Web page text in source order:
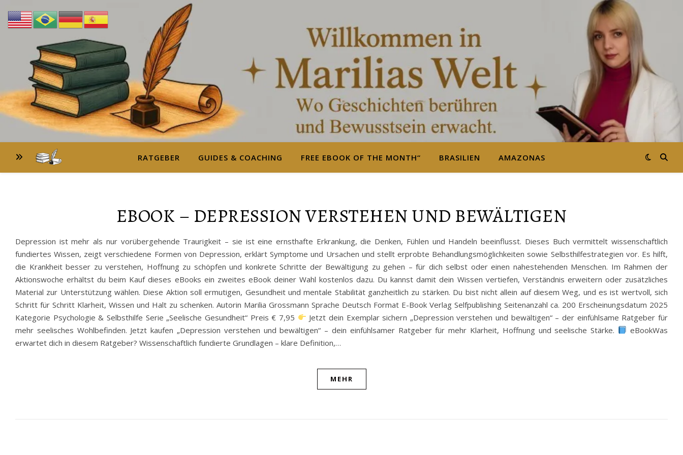
RATGEBER GUIDES & COACHING FREE EBOOK OF THE MONTH“ BRASILIEN AMAZONAS
EBOOK – DEPRESSION VERSTEHEN UND BEWÄLTIGEN
Depression ist mehr als nur vorübergehende Traurigkeit – sie ist eine ernsthafte Erkrankung, die Denken, Fühlen und Handeln beeinflusst. Dieses Buch vermittelt wissenschaftlich
fundiertes Wissen, zeigt verschiedene Formen von Depression, erklärt Symptome und Ursachen und stellt erprobte Behandlungsmöglichkeiten sowie Selbsthilfestrategien vor. Es hilft,
die Krankheit besser zu verstehen, Hoffnung zu schöpfen und konkrete Schritte der Bewältigung zu gehen – für dich selbst oder einen nahestehenden Menschen. Im Rahmen der
Aktionswoche erhältst du beim Kauf dieses eBooks ein zweites eBook deiner Wahl kostenlos dazu. Du kannst damit dein Wissen vertiefen, Verständnis erweitern oder zusätzliches
Material zur Unterstützung wählen. Diese Aktion soll ermutigen, Gesundheit und mentale Stabilität ganzheitlich zu stärken. Du bist nicht allein auf diesem Weg, und es ist wertvoll, sich
Schritt für Schritt Klarheit, Wissen und Halt zu schenken. Autorin Marilia Grossmann Sprache Deutsch Format E-Book Verlag Selfpublishing Seitenanzahl ca. 200 Erscheinungsdatum 2025
Kategorie Psychologie & Selbsthilfe Serie „Seelische Gesundheit“ Preis € 7,95
Jetzt dein Exemplar sichern „Depression verstehen und bewältigen“ – der einfühlsame Ratgeber für
mehr seelisches Wohlbefinden. Jetzt kaufen „Depression verstehen und bewältigen“ – dein einfühlsamer Ratgeber für mehr Klarheit, Hoffnung und seelische Stärke.
eBookWas
erwartet dich in diesem Ratgeber? Wissenschaftlich fundierte Grundlagen – klare Definition,…
MEHR